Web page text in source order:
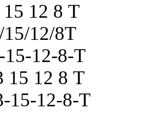
12 8 Т
12/8Т
12-8-Т
15 12 8 Т
15-12-8-Т